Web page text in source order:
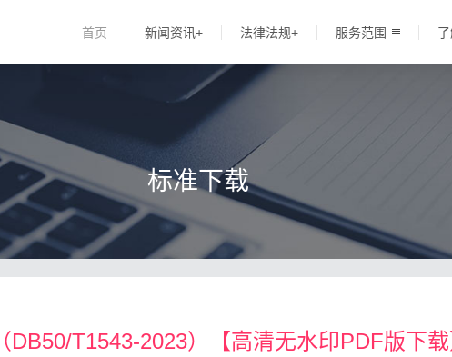
首页 新闻资讯+ 法律法规+ 服务范围
标准下载
T1543-2023）【高清无水印PDF版下载